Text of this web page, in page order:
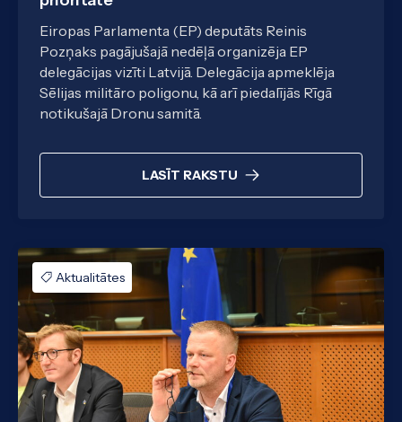
Eiropas Parlamenta (EP) deputāts Reinis
Pozņaks pagājušajā nedēļā organizēja EP
delegācijas vizīti Latvijā. Delegācija apmeklēja
Sēlijas militāro poligonu, kā arī piedalījās Rīgā
notikušajā Dronu samitā.
LASĪT RAKSTU
Aktualitātes